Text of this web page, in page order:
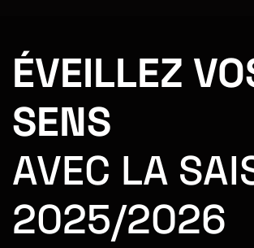
ÉVEILLEZ
SENS
AVEC LA
2025/2026